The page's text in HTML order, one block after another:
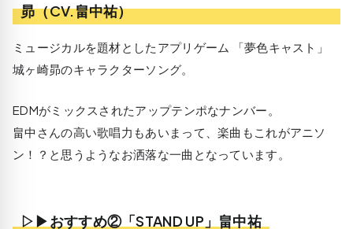
昴（CV.畠中祐）
ミュージカルを題材としたアプリゲーム 「夢色キャスト」
城ヶ崎昴のキャラクターソング。
EDMがミックスされたアップテンポなナンバー。
畠中さんの高い歌唱力もあいまって、楽曲もこれがアニソ
ン！？と思うようなお洒落な一曲となっています。
▷▶おすすめ②「STAND UP」畠中祐